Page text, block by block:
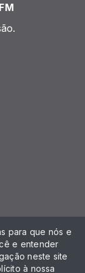
para que nós e
e entender
neste site
à nossa